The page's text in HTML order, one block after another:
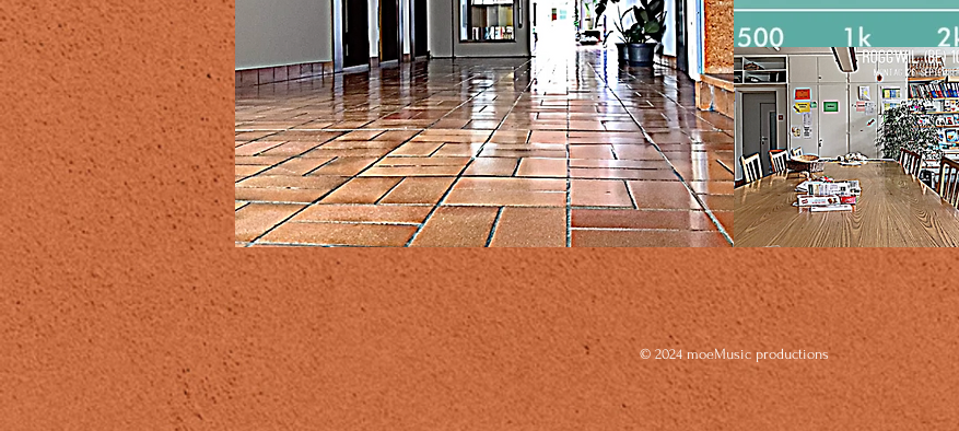
© 2024 moeMusic productions